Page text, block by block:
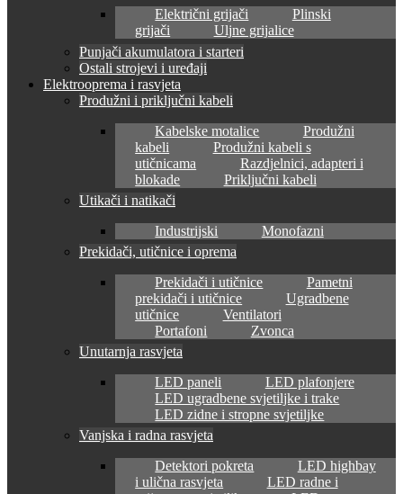
Električni grijači
Plinski
grijači
Uljne grijalice
Punjači akumulatora i starteri
Ostali strojevi i uređaji
Elektrooprema i rasvjeta
Produžni i priključni kabeli
Kabelske motalice
Produžni
kabeli
Produžni kabeli s
utičnicama
Razdjelnici, adapteri i
blokade
Priključni kabeli
Utikači i natikači
Industrijski
Monofazni
Prekidači, utičnice i oprema
Prekidači i utičnice
Pametni
prekidači i utičnice
Ugradbene
utičnice
Ventilatori
Portafoni
Zvonca
Unutarnja rasvjeta
LED paneli
LED plafonjere
LED ugradbene svjetiljke i trake
LED zidne i stropne svjetiljke
Vanjska i radna rasvjeta
Detektori pokreta
LED highbay
i ulična rasvjeta
LED radne i